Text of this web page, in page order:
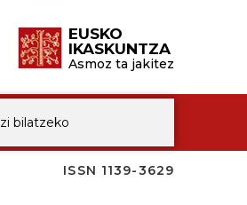
EUSKO
IKASKUNTZA
Asmoz ta jakitez
ISSN 1139-3629